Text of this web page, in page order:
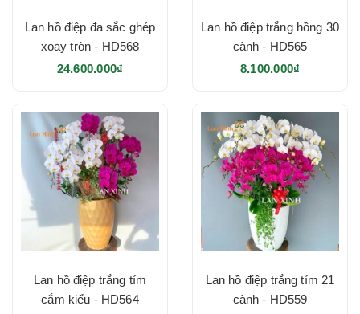
Lan hồ điệp đa sắc ghép
xoay tròn - HD568
24.600.000₫
Lan hồ điệp trắng hồng 30
cành - HD565
8.100.000₫
Lan hồ điệp trắng tím
cắm kiểu - HD564
Lan hồ điệp trắng tím 21
cành - HD559